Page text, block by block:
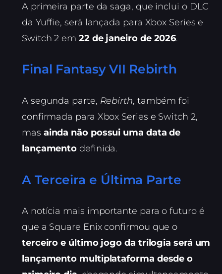
A primeira parte da saga, que inclui o DLC
da Yuffie, será lançada para Xbox Series e
Switch 2 em 22 de janeiro de 2026.
Final Fantasy VII Rebirth
A segunda parte, Rebirth, também foi
confirmada para Xbox Series e Switch 2,
mas ainda não possui uma data de
lançamento definida.
A Terceira e Última Parte
A notícia mais importante para o futuro é
que a Square Enix confirmou que o
terceiro e último jogo da trilogia será um
lançamento multiplataforma desde o